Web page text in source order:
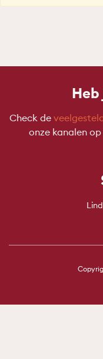
Heb
Check de
onze kanalen